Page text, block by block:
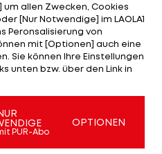
um allen Zwecken, Cookies
[Nur Notwendige] im LAOLA1
Peronsalisierung von
mit [Optionen] auch eine
Sie können Ihre Einstellungen
unten bzw. über den Link in
PUR-Abo
OPTIONEN